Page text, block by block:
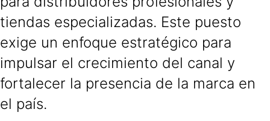
tiendas especializadas. Este puesto
exige un enfoque estratégico para
impulsar el crecimiento del canal y
fortalecer la presencia de la marca en
el país.